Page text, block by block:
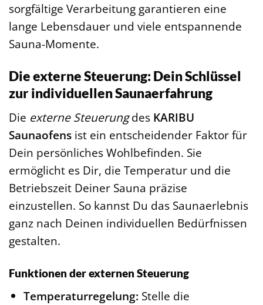
sorgfältige Verarbeitung garantieren eine
lange Lebensdauer und viele entspannende
Sauna-Momente.
Die externe Steuerung: Dein Schlüssel
zur individuellen Saunaerfahrung
Die externe Steuerungdes KARIBU
Saunaofens ist ein entscheidender Faktor für
Dein persönliches Wohlbefinden. Sie
ermöglicht es Dir, die Temperatur und die
Betriebszeit Deiner Sauna präzise
einzustellen. So kannst Du das Saunaerlebnis
ganz nach Deinen individuellen Bedürfnissen
gestalten.
Funktionen der externen Steuerung
Temperaturregelung: Stelle die